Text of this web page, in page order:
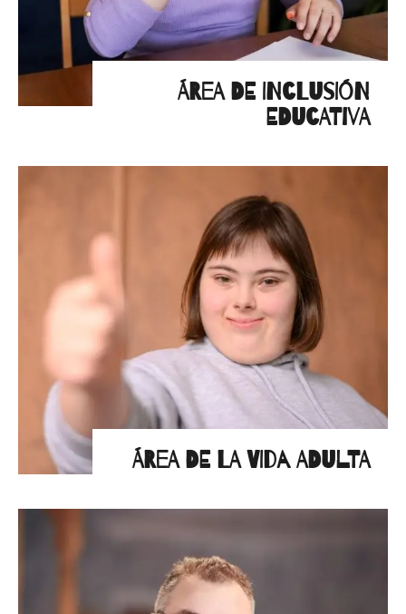
ÁREA DE INCLUSIÓN
EDUCATIVA
ÁREA DE LA VIDA ADULTA